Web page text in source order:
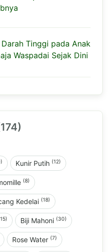
Darah Tinggi pada Anak
Waspadai Sejak Dini
Kunir Putih (12)
(8)
Kedelai (18)
Biji Mahoni (30)
Rose Water (7)